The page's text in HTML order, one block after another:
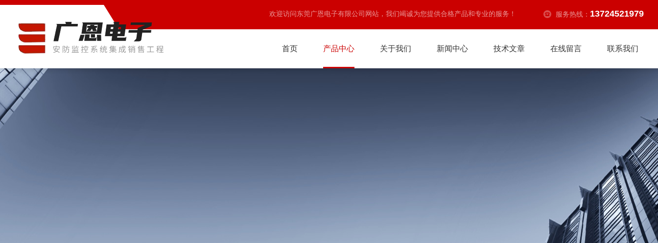
欢迎访问东莞广恩电子有限公司网站，我们竭诚为您提供合格产品和专业的服务！ 服务热线： 13724521979
首页 产品中心 关于我们 新闻中心 技术文章 在线留言 联系我们